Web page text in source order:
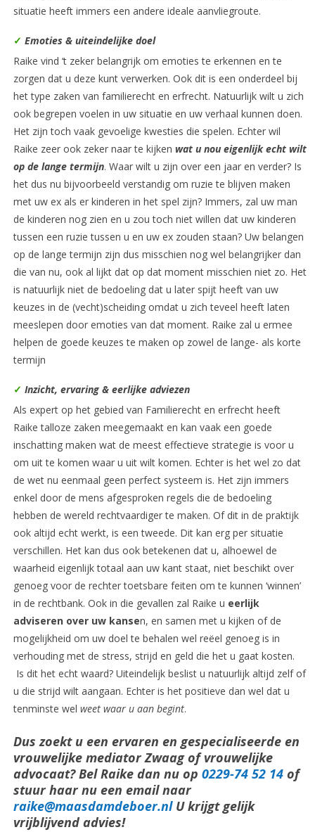
situatie heeft immers een andere ideale aanvliegroute.
✓ Emoties & uiteindelijke doel
Raike vind ‘t zeker belangrijk om emoties te erkennen en te
zorgen dat u deze kunt verwerken. Ook dit is een onderdeel bij
het type zaken van familierecht en erfrecht. Natuurlijk wilt u zich
ook begrepen voelen in uw situatie en uw verhaal kunnen doen.
Het zijn toch vaak gevoelige kwesties die spelen. Echter wil
Raike zeer ook zeker naar te kijken wat u nou eigenlijk echt wilt
op de lange termijn. Waar wilt u zijn over een jaar en verder? Is
het dus nu bijvoorbeeld verstandig om ruzie te blijven maken
met uw ex als er kinderen in het spel zijn? Immers, zal uw man
de kinderen nog zien en u zou toch niet willen dat uw kinderen
tussen een ruzie tussen u en uw ex zouden staan? Uw belangen
op de lange termijn zijn dus misschien nog wel belangrijker dan
die van nu, ook al lijkt dat op dat moment misschien niet zo. Het
is natuurlijk niet de bedoeling dat u later spijt heeft van uw
keuzes in de (vecht)scheiding omdat u zich teveel heeft laten
meeslepen door emoties van dat moment. Raike zal u ermee
helpen de goede keuzes te maken op zowel de lange- als korte
termijn
✓ Inzicht, ervaring & eerlijke adviezen
Als expert op het gebied van Familierecht en erfrecht heeft
Raike talloze zaken meegemaakt en kan vaak een goede
inschatting maken wat de meest effectieve strategie is voor u
om uit te komen waar u uit wilt komen. Echter is het wel zo dat
de wet nu eenmaal geen perfect systeem is. Het zijn immers
enkel door de mens afgesproken regels die de bedoeling
hebben de wereld rechtvaardiger te maken. Of dit in de praktijk
ook altijd echt werkt, is een tweede. Dit kan erg per situatie
verschillen. Het kan dus ook betekenen dat u, alhoewel de
waarheid eigenlijk totaal aan uw kant staat, niet beschikt over
genoeg voor de rechter toetsbare feiten om te kunnen ‘winnen’
in de rechtbank. Ook in die gevallen zal Raike u eerlijk
adviseren over uw kansen, en samen met u kijken of de
mogelijkheid om uw doel te behalen wel reëel genoeg is in
verhouding met de stress, strijd en geld die het u gaat kosten.
Is dit het echt waard? Uiteindelijk beslist u natuurlijk altijd zelf of
u die strijd wilt aangaan. Echter is het positieve dan wel dat u
tenminste wel weet waar u aan begint.
Dus zoekt u een ervaren en gespecialiseerde en
vrouwelijke mediator Zwaag of vrouwelijke
advocaat? Bel Raike dan nu op 0229-74 52 14 of
stuur haar nu een email naar
raike@maasdamdeboer.nl U krijgt gelijk
vrijblijvend advies!